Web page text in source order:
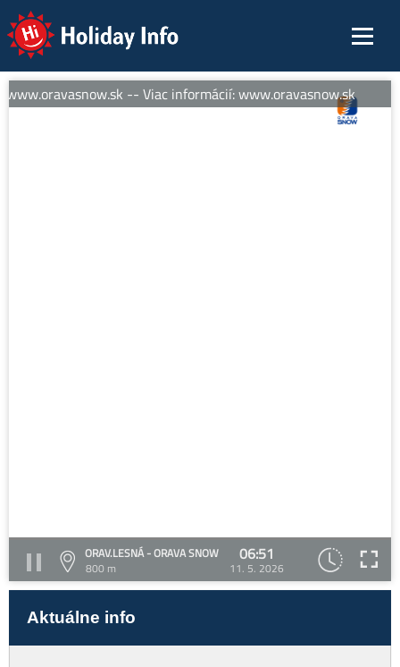
Holiday Info
-- Viac informácií: www.oravasnow.sk
ORAV.LESNÁ - ORAVA SNOW
800 m
06:51
11. 5. 2026
Aktuálne info